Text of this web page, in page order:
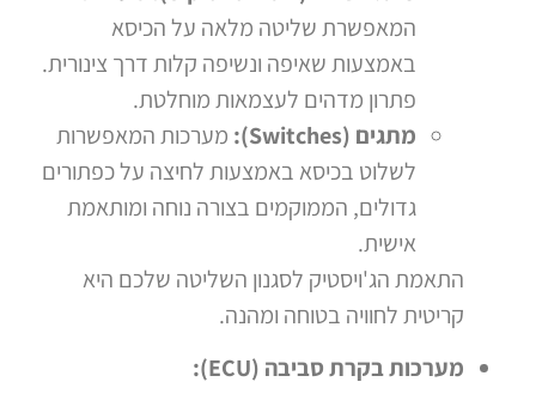
המאפשרת שליטה מלאה על הכיסא
באמצעות שאיפה ונשיפה קלות דרך צינורית.
פתרון מדהים לעצמאות מוחלטת.
מתגים (Switches):
מערכות המאפשרות
לשלוט בכיסא באמצעות לחיצה על כפתורים
גדולים, הממוקמים בצורה נוחה ומותאמת
אישית.
התאמת הג'ויסטיק לסגנון השליטה שלכם היא
קריטית לחוויה בטוחה ומהנה.
מערכות בקרת סביבה (ECU):